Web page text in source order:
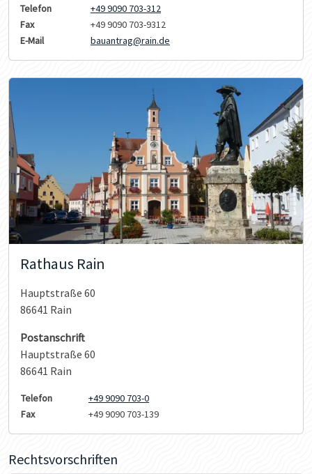
Telefon
+49 9090 703-312
Fax
+49 9090 703-9312
E-Mail
bauantrag@rain.de
Rathaus Rain
Hauptstraße 60
86641 Rain
Postanschrift
Hauptstraße 60
86641 Rain
Telefon
+49 9090 703-0
Fax
+49 9090 703-139
Rechtsvorschriften